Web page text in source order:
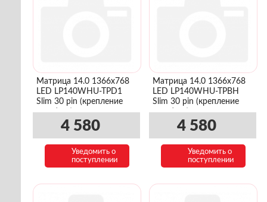
Матрица 14.0 1366x768
LED LP140WHU-TPD1
Slim 30 pin (крепление
верх/низ)
4 580
Уведомить о
поступлении
Матрица 14.0 1366x768
LED LP140WHU-TPBH
Slim 30 pin (крепление
верх/низ)
4 580
Уведомить о
поступлении